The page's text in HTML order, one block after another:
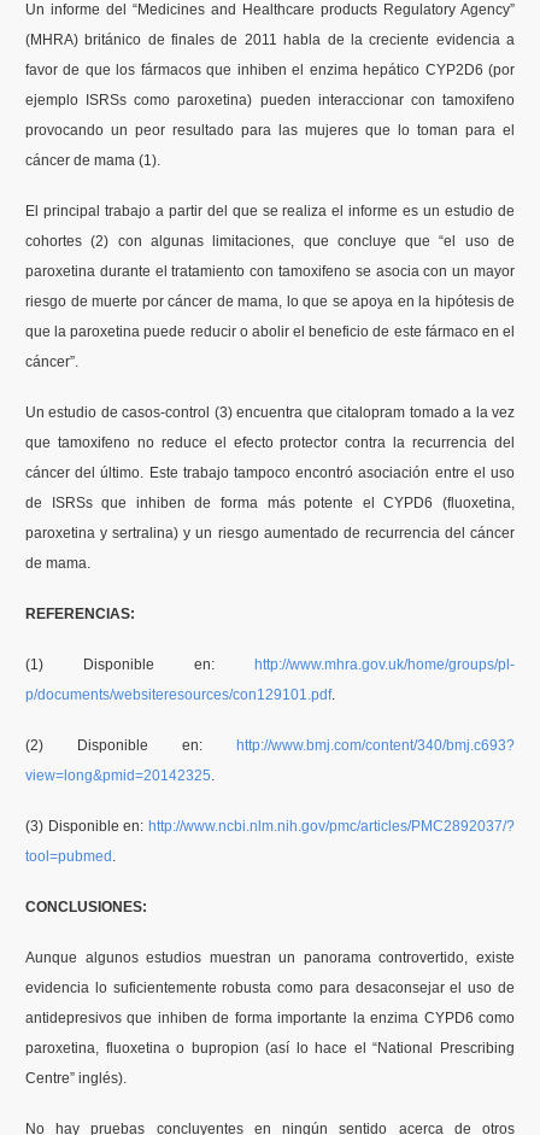
Un informe del “Medicines and Healthcare products Regulatory Agency”
(MHRA) británico de finales de 2011 habla de la creciente evidencia a
favor de que los fármacos que inhiben el enzima hepático CYP2D6 (por
ejemplo ISRSs como paroxetina) pueden interaccionar con tamoxifeno
provocando un peor resultado para las mujeres que lo toman para el
cáncer de mama (1).
El principal trabajo a partir del que se realiza el informe es un estudio de
cohortes (2) con algunas limitaciones, que concluye que “el uso de
paroxetina durante el tratamiento con tamoxifeno se asocia con un mayor
riesgo de muerte por cáncer de mama, lo que se apoya en la hipótesis de
que la paroxetina puede reducir o abolir el beneficio de este fármaco en el
cáncer”.
Un estudio de casos-control (3) encuentra que citalopram tomado a la vez
que tamoxifeno no reduce el efecto protector contra la recurrencia del
cáncer del último. Este trabajo tampoco encontró asociación entre el uso
de ISRSs que inhiben de forma más potente el CYPD6 (fluoxetina,
paroxetina y sertralina) y un riesgo aumentado de recurrencia del cáncer
de mama.
REFERENCIAS:
(1) Disponible en:
http://www.mhra.gov.uk/home/groups/pl-
p/documents/websiteresources/con129101.pdf.
(2) Disponible en:
http://www.bmj.com/content/340/bmj.c693?
view=long&pmid=20142325.
(3) Disponible en: http://www.ncbi.nlm.nih.gov/pmc/articles/PMC2892037/?
tool=pubmed .
CONCLUSIONES:
Aunque algunos estudios muestran un panorama controvertido, existe
evidencia lo suficientemente robusta como para desaconsejar el uso de
antidepresivos que inhiben de forma importante la enzima CYPD6 como
paroxetina, fluoxetina o bupropion (así lo hace el “National Prescribing
Centre” inglés).
No hay pruebas concluyentes en ningún sentido acerca de otros